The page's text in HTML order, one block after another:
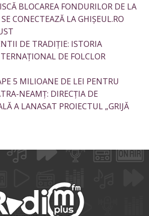
BLOCAREA FONDURILOR DE LA
CONECTEAZĂ LA GHIȘEUL.RO
DE TRADIȚIE: ISTORIA
DE FOLCLOR
5 MILIOANE DE LEI PENTRU
NEAMȚ: DIRECȚIA DE
A LANASAT PROIECTUL „GRIJĂ